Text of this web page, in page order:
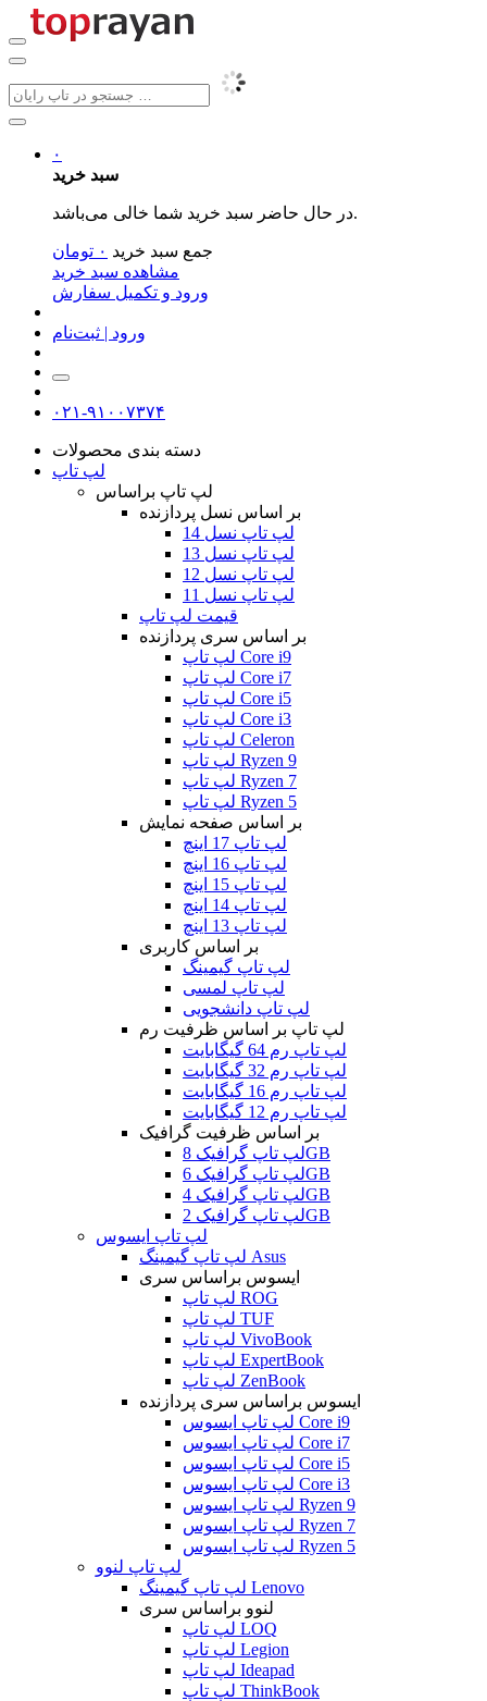
۰
سبد خرید
در حال حاضر سبد خرید شما خالی می‌باشد.
جمع سبد خرید ۰ تومان
مشاهده سبد خرید
ورود و تکمیل سفارش
ورود | ثبت‌نام
۰۲۱-۹۱۰۰۷۳۷۴
دسته بندی محصولات
لپ تاپ
لپ تاپ براساس
بر اساس نسل پردازنده
لپ تاپ نسل 14
لپ تاپ نسل 13
لپ تاپ نسل 12
لپ تاپ نسل 11
قیمت لپ تاپ
بر اساس سری پردازنده
لپ تاپ Core i9
لپ تاپ Core i7
لپ تاپ Core i5
لپ تاپ Core i3
لپ تاپ Celeron
لپ تاپ Ryzen 9
لپ تاپ Ryzen 7
لپ تاپ Ryzen 5
بر اساس صفحه نمایش
لپ تاپ 17 اینچ
لپ تاپ 16 اینچ
لپ تاپ 15 اینچ
لپ تاپ 14 اینچ
لپ تاپ 13 اینچ
بر اساس کاربری
لپ تاپ گیمینگ
لپ تاپ لمسی
لپ تاپ دانشجویی
لپ تاپ بر اساس ظرفیت رم
لپ تاپ رم 64 گیگابایت
لپ تاپ رم 32 گیگابایت
لپ تاپ رم 16 گیگابایت
لپ تاپ رم 12 گیگابایت
بر اساس ظرفیت گرافیک
لپ تاپ گرافیک 8GB
لپ تاپ گرافیک 6GB
لپ تاپ گرافیک 4GB
لپ تاپ گرافیک 2GB
لپ تاپ ایسوس
لپ تاپ گیمینگ Asus
ایسوس براساس سری
لپ تاپ ROG
لپ تاپ TUF
لپ تاپ VivoBook
لپ تاپ ExpertBook
لپ تاپ ZenBook
ایسوس براساس سری پردازنده
لپ تاپ ایسوس Core i9
لپ تاپ ایسوس Core i7
لپ تاپ ایسوس Core i5
لپ تاپ ایسوس Core i3
لپ تاپ ایسوس Ryzen 9
لپ تاپ ایسوس Ryzen 7
لپ تاپ ایسوس Ryzen 5
لپ تاپ لنوو
لپ تاپ گیمینگ Lenovo
لنوو براساس سری
لپ تاپ LOQ
لپ تاپ Legion
لپ تاپ Ideapad
لپ تاپ ThinkBook